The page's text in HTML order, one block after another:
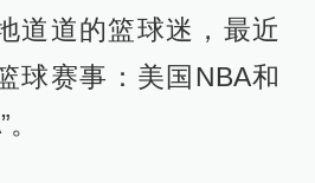
道道的篮球迷，最近
球赛事：美国NBA和